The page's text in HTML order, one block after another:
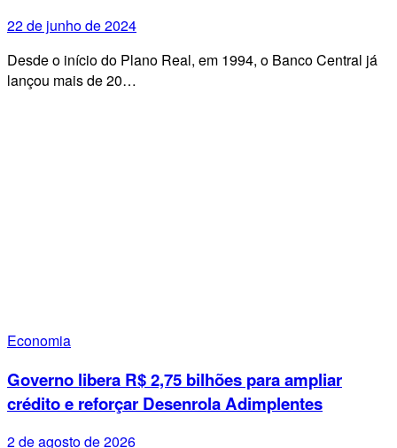
22 de junho de 2024
Desde o início do Plano Real, em 1994, o Banco Central já
lançou mais de 20…
Economia
Governo libera R$ 2,75 bilhões para ampliar
crédito e reforçar Desenrola Adimplentes
2 de agosto de 2026